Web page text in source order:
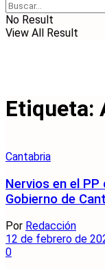
No Result
View All Result
Etiqueta:
Cantabria
Nervios en el
Gobierno de
Por Redacción
12 de febrero de
0